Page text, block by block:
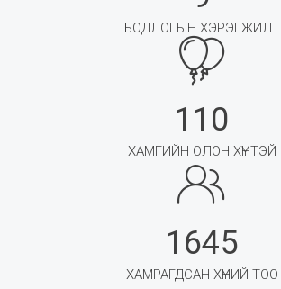
БОДЛОГЫН ХЭРЭГЖИЛТ
110
ХАМГИЙН ОЛОН ХҮНТЭЙ
1645
ХАМРАГДСАН ХҮНИЙ ТОО